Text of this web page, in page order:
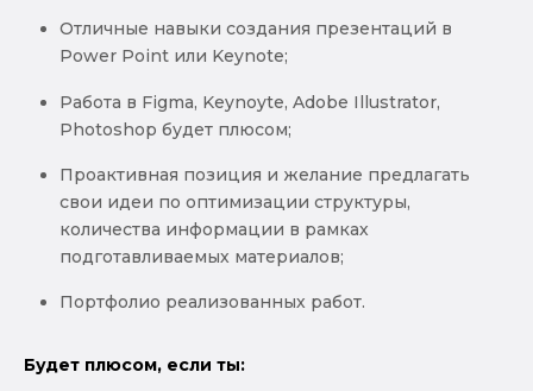
Отличные навыки создания презентаций в
Power Point или Keynote;
Работа в Figma, Keynoyte, Adobe Illustrator,
Photoshop будет плюсом;
Проактивная позиция и желание предлагать
свои идеи по оптимизации структуры,
количества информации в рамках
подготавливаемых материалов;
Портфолио реализованных работ.
Будет плюсом, если ты: